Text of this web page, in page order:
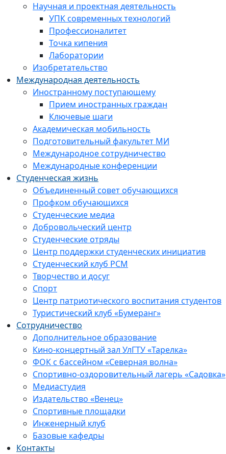
Научная и проектная деятельность
УПК современных технологий
Профессионалитет
Точка кипения
Лаборатории
Изобретательство
Международная деятельность
Иностранному поступающему
Прием иностранных граждан
Ключевые шаги
Академическая мобильность
Подготовительный факультет МИ
Международное сотрудничество
Международные конференции
Студенческая жизнь
Объединенный совет обучающихся
Профком обучающихся
Студенческие медиа
Добровольческий центр
Студенческие отряды
Центр поддержки студенческих инициатив
Студенческий клуб РСМ
Творчество и досуг
Спорт
Центр патриотического воспитания студентов
Туристический клуб «Бумеранг»
Сотрудничество
Дополнительное образование
Кино-концертный зал УлГТУ «Тарелка»
ФОК с бассейном «Северная волна»
Спортивно-оздоровительный лагерь «Садовка»
Медиастудия
Издательство «Венец»
Спортивные площадки
Инженерный клуб
Базовые кафедры
Контакты